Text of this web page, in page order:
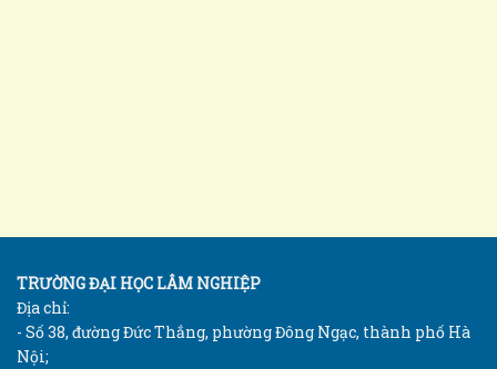
TRƯỜNG ĐẠI HỌC LÂM NGHIỆP
Địa chỉ:
- Số 38, đường Đức Thắng, phường Đông Ngạc, thành phố Hà
Nội;